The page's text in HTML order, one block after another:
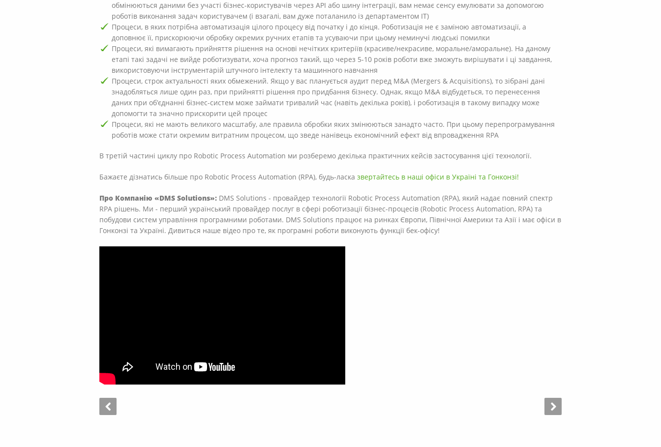
обмінюються даними без участі бізнес-користувачів через API або шину інтеграції, вам немає сенсу емулювати за допомогою
роботів виконання задач користувачем (і взагалі, вам дуже поталанило із департаментом ІТ)
Процеси, в яких потрібна автоматизація цілого процесу від початку і до кінця. Роботизація не є заміною автоматизації, а
доповнює її, прискорюючи обробку окремих ручних етапів та усуваючи при цьому неминучі людські помилки
Процеси, які вимагають прийняття рішення на основі нечітких критеріїв (красиве/некрасиве, моральне/аморальне). На даному
етапі такі задачі не вийде роботизувати, хоча прогноз такий, що через 5-10 років роботи вже зможуть вирішувати і ці завдання,
використовуючи інструментарій штучного інтелекту та машинного навчання
Процеси, строк актуальності яких обмежений. Якщо у вас планується аудит перед M&A (Mergers & Acquisitions), то зібрані дані
знадобляться лише один раз, при прийнятті рішення про придбання бізнесу. Однак, якщо M&A відбудеться, то перенесення
даних при об’єднанні бізнес-систем може займати тривалий час (навіть декілька років), і роботизація в такому випадку може
допомогти та значно прискорити цей процес
Процеси, які не мають великого масштабу, але правила обробки яких змінюються занадто часто. При цьому перепрограмування
роботів може стати окремим витратним процесом, що зведе нанівець економічний ефект від впровадження RPA
В третій частині циклу про Robotic Process Automation ми розберемо декілька практичних кейсів застосування цієї технології.
Бажаєте дізнатись більше про Robotic Process Automation (RPA), будь-ласка звертайтесь в наші офіси в Україні та Гонконзі!
Про Компанію «DMS Solutions»: DMS Solutions - провайдер технології Robotic Process Automation (RPA), який надає повний спектр
RPA рішень. Ми - перший український провайдер послуг в сфері роботизації бізнес-процесів (Robotic Process Automation, RPA) та
побудови систем управління програмними роботами. DMS Solutions працює на ринках Європи, Північної Америки та Азії і має офіси в
Гонконзі та Україні. Дивиться наше відео про те, як програмні роботи виконують функції бек-офісу!